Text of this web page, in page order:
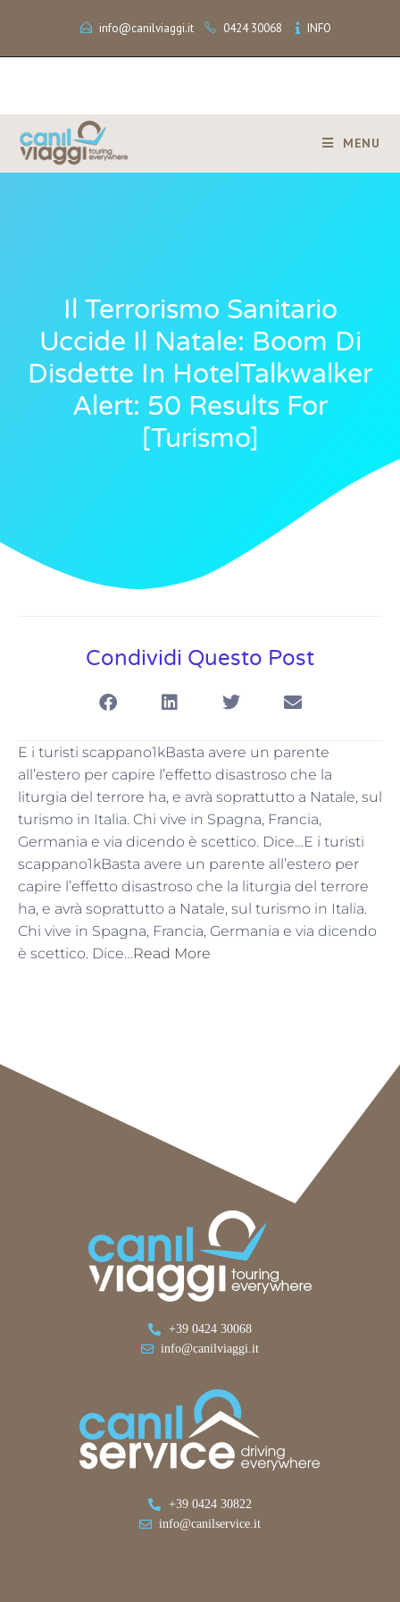
info@canilviaggi.it 0424 30068 INFO
MENU
Il Terrorismo Sanitario
Uccide Il Natale: Boom Di
Disdette In HotelTalkwalker
Alert: 50 Results For
[turismo]
Condividi Questo Post
E i turisti scappano1kBasta avere un parente
all’estero per capire l’effetto disastroso che la
liturgia del terrore ha, e avrà soprattutto a Natale, sul
turismo in Italia. Chi vive in Spagna, Francia,
Germania e via dicendo è scettico. Dice…E i turisti
scappano1kBasta avere un parente all’estero per
capire l’effetto disastroso che la liturgia del terrore
ha, e avrà soprattutto a Natale, sul turismo in Italia.
Chi vive in Spagna, Francia, Germania e via dicendo
è scettico. Dice…Read More
+39 0424 30068
info@canilviaggi.it
+39 0424 30822
info@canilservice.it